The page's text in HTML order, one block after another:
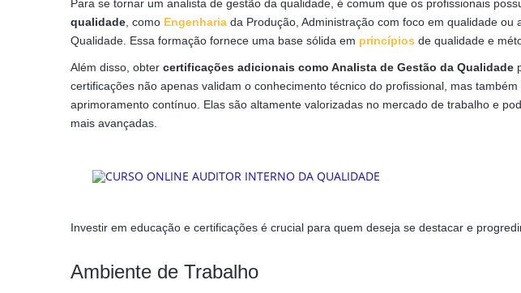
Para se tornar um analista de gestão da qualidade, é comum que os profissionais
qualidade , como Engenharia da Produção, Administração com foco em qualidade
Qualidade. Essa formação fornece uma base sólida em princípios de qualidade e
Além disso, obter certificações adicionais como Analista de Gestão da Qualidade
certificações não apenas validam o conhecimento técnico do profissional, mas
aprimoramento contínuo. Elas são altamente valorizadas no mercado de trabalho e
mais avançadas.
Investir em educação e certificações é crucial para quem deseja se destacar e
Ambiente de Trabalho